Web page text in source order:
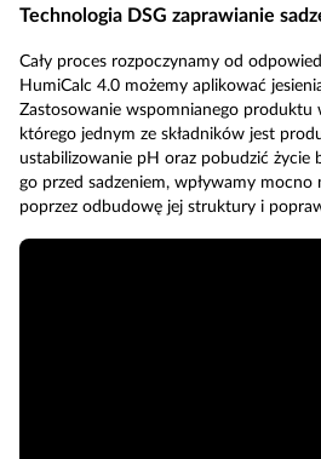
Technologia DSG zaprawianie
Cały proces rozpoczynamy od
HumiCalc 4.0 możemy aplikować
Zastosowanie wspomnianego
którego jednym ze składników jest
ustabilizowanie pH oraz pobudzić życie
go przed sadzeniem, wpływamy mocno
poprzez odbudowę jej struktury i